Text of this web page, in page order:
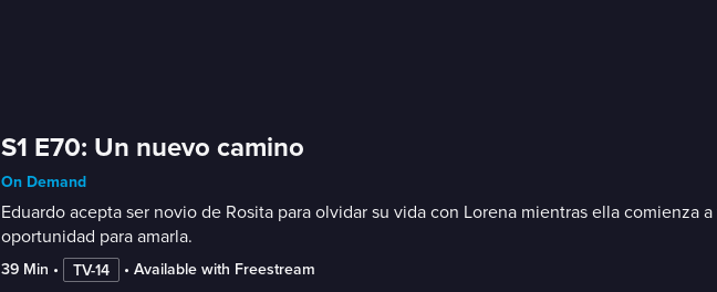
S1 E70: Un nuevo camino
On Demand
Eduardo acepta ser novio de Rosita para olvidar su vida con Lorena mientras ella
oportunidad para amarla.
39 Min • TV-14 • Available with Freestream